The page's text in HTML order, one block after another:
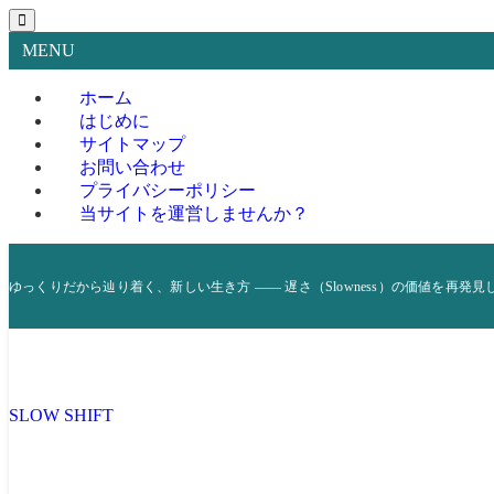
MENU
ホーム
はじめに
サイトマップ
お問い合わせ
プライバシーポリシー
当サイトを運営しませんか？
ゆっくりだから辿り着く、新しい生き方 —— 遅さ（Slowness）の価値を再発見
SLOW SHIFT